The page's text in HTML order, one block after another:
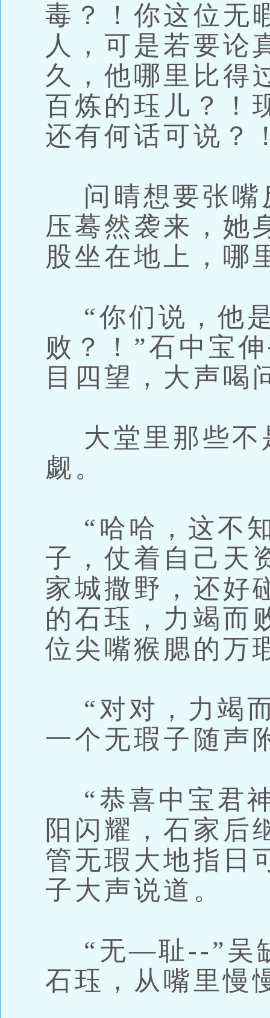
毒？！你这位无
人，可是若要论
久，他哪里比得
百炼的珏儿？！
还有何话可说？
问晴想要张嘴
压蓦然袭来，她
股坐在地上，哪
“你们说，他
败？！”石中宝
目四望，大声喝
大堂里那些不
觑。
“哈哈，这不
子，仗着自己天
家城撒野，还好
的石珏，力竭而
位尖嘴猴腮的万
“对对，力竭
一个无瑕子随声
“恭喜中宝君
阳闪耀，石家后
管无瑕大地指日
子大声说道。
“无—耻--”吴
石珏，从嘴里慢